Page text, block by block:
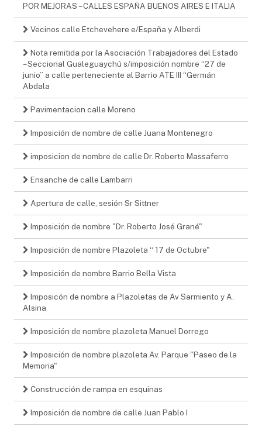
POR MEJORAS – CALLES ESPAÑA BUENOS AIRES E ITALIA
Vecinos calle Etchevehere e/España y Alberdi
Nota remitida por la Asociación Trabajadores del Estado
– Seccional Gualeguaychú s/imposición nombre “27 de
junio” a calle perteneciente al Barrio ATE III “Germán
Abdala
Pavimentacion calle Moreno
Imposición de nombre de calle Juana Montenegro
imposicion de nombre de calle Dr. Roberto Massaferro
Ensanche de calle Lambarri
Apertura de calle, sesión Sr Sittner
Imposición de nombre "Dr. Roberto José Grané"
Imposición de nombre Plazoleta “ 17 de Octubre"
Imposición de nombre Barrio Bella Vista
Imposicón de nombre a Plazoletas de Av Sarmiento y A.
Alsina
Imposición de nombre plazoleta Manuel Dorrego
Imposición de nombre plazoleta Av. Parque "Paseo de la
Memoria"
Construcción de rampa en esquinas
Imposición de nombre de calle Juan Pablo I